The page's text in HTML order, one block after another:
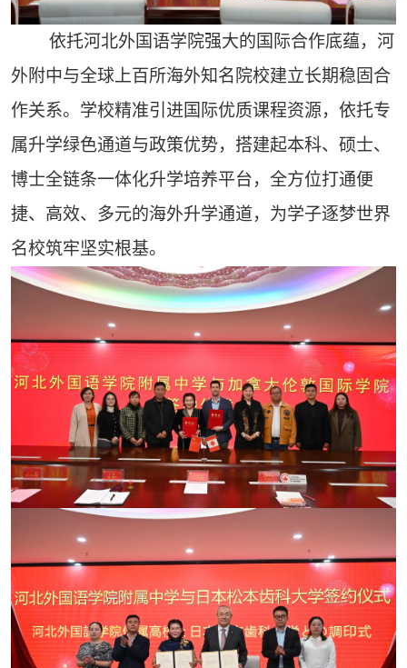
依托河北外国语学院强大的国际合作底蕴，河
外附中与全球上百所海外知名院校建立长期稳固合
作关系。学校精准引进国际优质课程资源，依托专
属升学绿色通道与政策优势，搭建起本科、硕士、
博士全链条一体化升学培养平台，全方位打通便
捷、高效、多元的海外升学通道，为学子逐梦世界
名校筑牢坚实根基。